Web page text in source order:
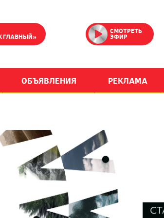
ГЛАВНЫЙ»
СМОТРЕТЬ
ЭФИР
ОБЪЯВЛЕНИЯ РЕКЛАМА